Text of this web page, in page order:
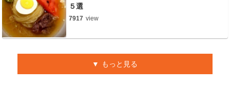
５選
7917 view
もっと見る